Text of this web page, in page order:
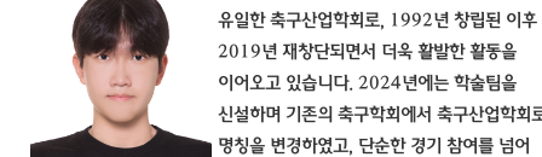
유일한 축구산업학회로, 1992년 창립된 이후
2019년 재창단되면서 더욱 활발한 활동을
이어오고 있습니다. 2024년에는 학술팀을
신설하며 기존의 축구학회에서 축구산업학회
명칭을 변경하였고, 단순한 경기 참여를 넘어